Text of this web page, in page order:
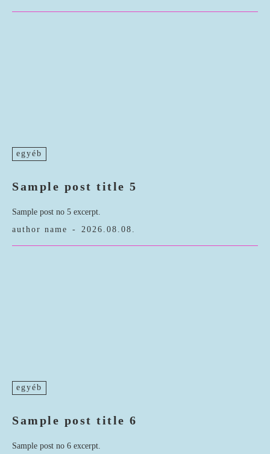
egyéb
Sample post title 5
Sample post no 5 excerpt.
author name
- 2026.08.08.
egyéb
Sample post title 6
Sample post no 6 excerpt.